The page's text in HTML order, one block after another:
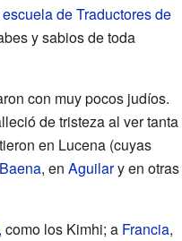
escuela de Traductores de
y sabios de toda
con muy pocos judíos.
de tristeza al ver tanta
en Lucena (cuyas
Baena, en Aguilary en otras
como los Kimhi; a Francia,